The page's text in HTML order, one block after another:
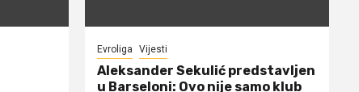
Evroliga Vijesti
Aleksander Sekulić predstavljen
u Barseloni: Ovo nije samo klub